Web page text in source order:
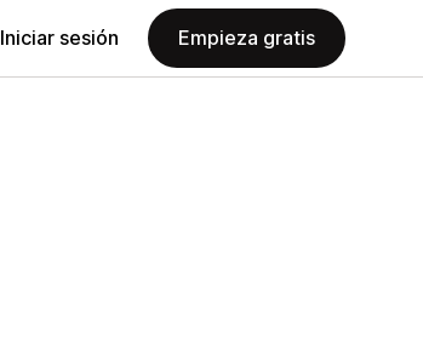
Iniciar sesión Empieza gratis